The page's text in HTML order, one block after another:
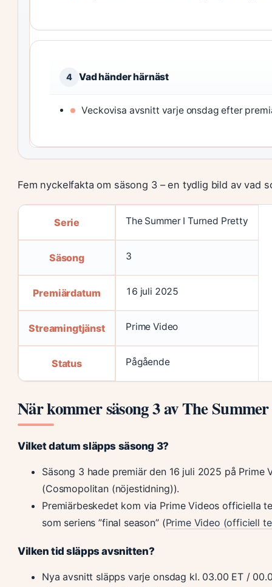
4 Vad händer härnäst
Veckovisa avsnitt varje onsdag efter
Fem nyckelfakta om säsong 3 – en tydlig bild av vad
Serie The Summer I Turned Pretty
Säsong 3
Premiärdatum 16 juli 2025
Streamingtjänst Prime Video
Status Pågående
När kommer säsong 3 av The
Vilket datum släpps säsong 3?
Säsong 3 hade premiär den 16 juli 2025 på
(Cosmopolitan (nöjestidning)).
Premiärbeskedet kom via Prime Videos officiella
som seriens ”final season” (Prime Video (officiell
Vilken tid släpps avsnitten?
Nya avsnitt släpps varje onsdag kl. 03.00 ET /